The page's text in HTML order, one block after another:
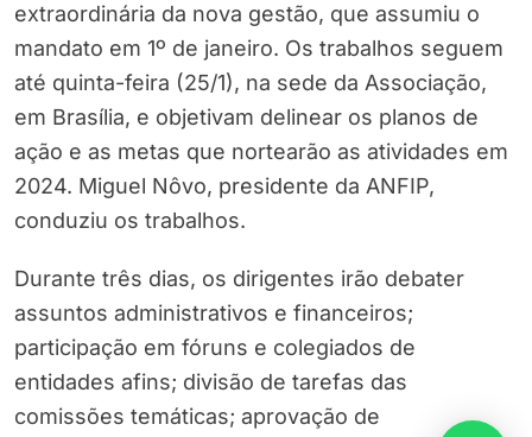
extraordinária da nova gestão, que assumiu o
mandato em 1º de janeiro. Os trabalhos seguem
até quinta-feira (25/1), na sede da Associação,
em Brasília, e objetivam delinear os planos de
ação e as metas que nortearão as atividades em
2024. Miguel Nôvo, presidente da ANFIP,
conduziu os trabalhos.
Durante três dias, os dirigentes irão debater
assuntos administrativos e financeiros;
participação em fóruns e colegiados de
entidades afins; divisão de tarefas das
comissões temáticas; aprovação de